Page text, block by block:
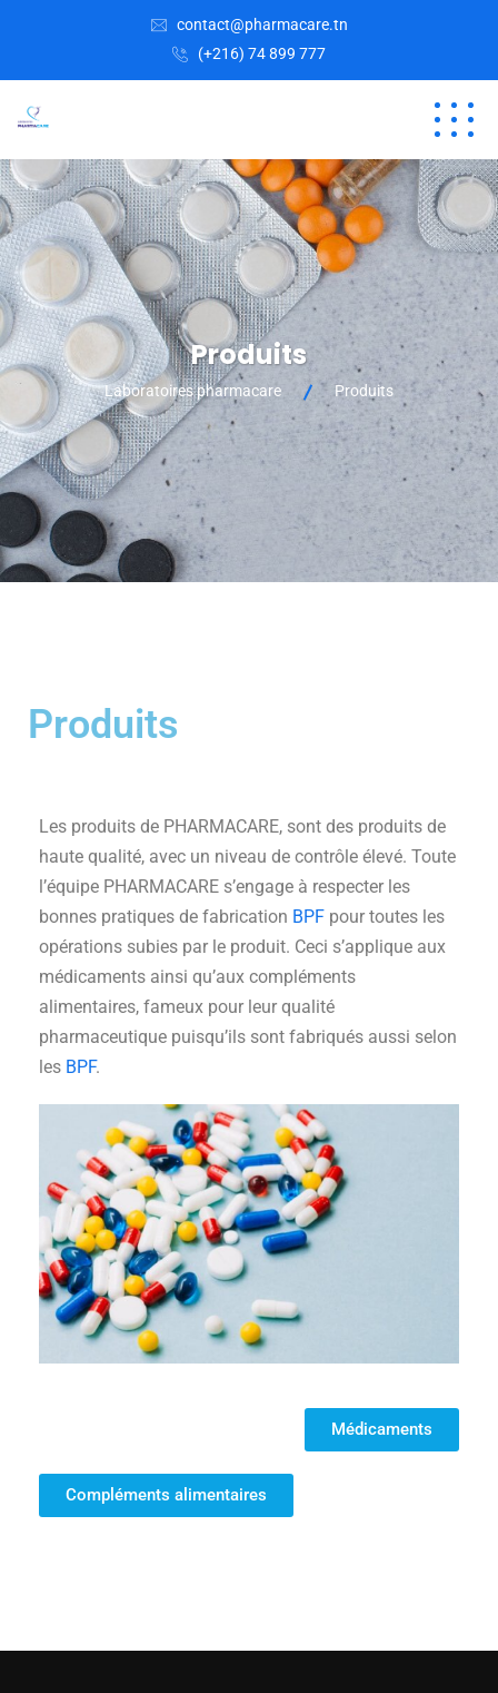
contact@pharmacare.tn
(+216) 74 899 777
Produits
Laboratoires pharmacare Produits
Produits
Les produits de PHARMACARE, sont des produits de
haute qualité, avec un niveau de contrôle élevé. Toute
l’équipe PHARMACARE s’engage à respecter les
bonnes pratiques de fabrication BPF pour toutes les
opérations subies par le produit. Ceci s’applique aux
médicaments ainsi qu’aux compléments
alimentaires, fameux pour leur qualité
pharmaceutique puisqu’ils sont fabriqués aussi selon
les BPF.
Médicaments
Compléments alimentaires